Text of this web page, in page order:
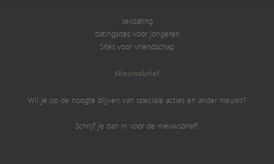
sexdating
datingsites voor jongeren
Sites voor vriendschap
Nieuwsbrief
Wil je op de hoogte blijven van speciale acties en ander nieuws?
Schrijf je dan in voor de nieuwsbrief!